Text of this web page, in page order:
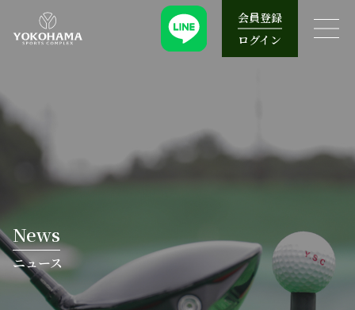
会員登録
ログイン
News
ニュース